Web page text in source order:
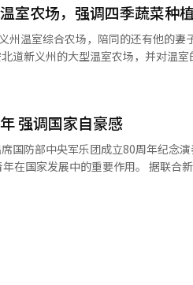
室农场，强调四季蔬菜种
合农场，陪同的还有他的妻子李雪主和女儿周爱。
的大型温室农场，并对温室的运营情况表示满意
室综合农场，详细了解了农场的生
宜环境，以降低成本，实现四季蔬
化医院、多功能服务中心和专业化蔬菜综合加
人感慨和欣慰。”他还表示：“完工
强调国家自豪感
国防部中央军乐团成立80周年纪念
在国家发展中的重要作用。 据联合
留念。 金正恩在会上表示，当前形